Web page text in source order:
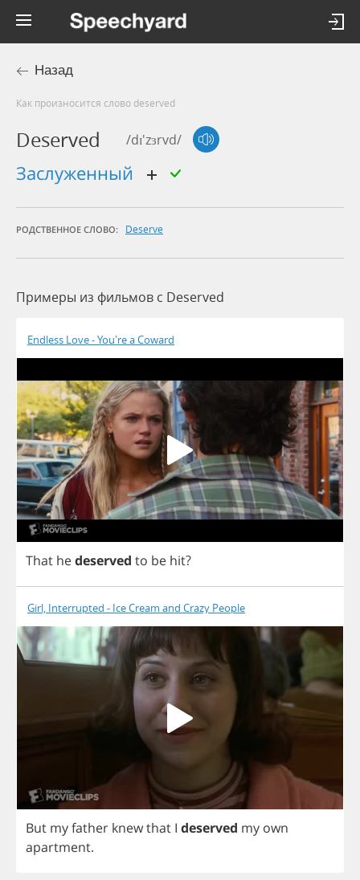
Назад
Как произносится слово deserved
Deserved /dɪ'zɜrvd/
заслуженный
РОДСТВЕННОЕ СЛОВО: Deserve
Примеры из фильмов c Deserved
Endless Love - You're a Coward
That hedeserved to be hit?
Girl, Interrupted - Ice Cream and Crazy People
But myfather knewthat I deserved my own
apartment.